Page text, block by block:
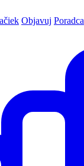
Objavuj Poradca